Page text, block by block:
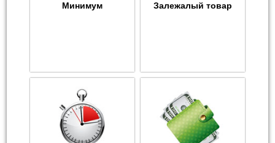
Минимум Залежалый товар